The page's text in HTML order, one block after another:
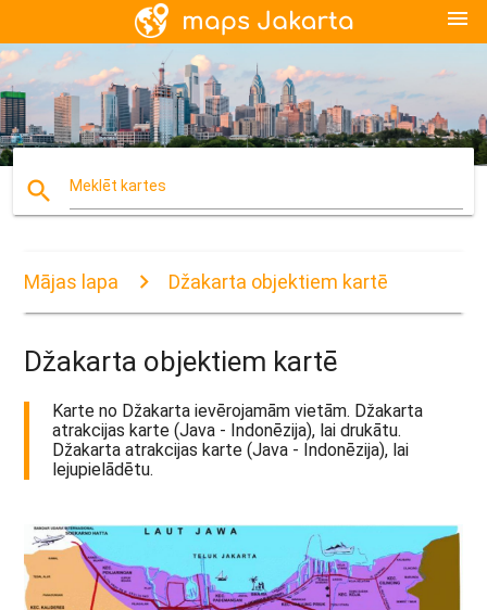
menu
search Meklēt kartes
Mājas lapa Džakarta objektiem kartē
Džakarta objektiem kartē
Karte no Džakarta ievērojamām vietām. Džakarta
atrakcijas karte (Java - Indonēzija), lai drukātu.
Džakarta atrakcijas karte (Java - Indonēzija), lai
lejupielādētu.